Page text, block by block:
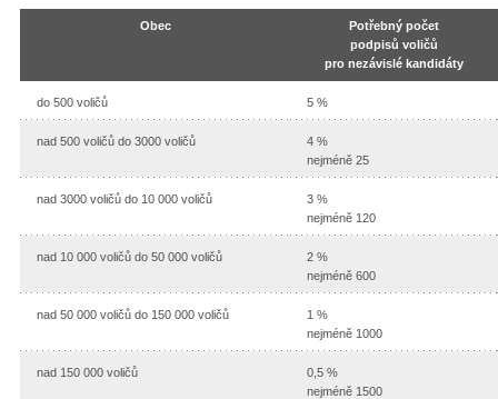
Obec
Potřebný počet
podpisů voličů
pro nezávislé kandidáty
do 500 voličů 5 %
nad 500 voličů do 3000 voličů
4 %
nejméně 25
nad 3000 voličů do 10 000 voličů
3 %
nejméně 120
nad 10 000 voličů do 50 000 voličů
2 %
nejméně 600
nad 50 000 voličů do 150 000 voličů
1 %
nejméně 1000
nad 150 000 voličů
0,5 %
nejméně 1500